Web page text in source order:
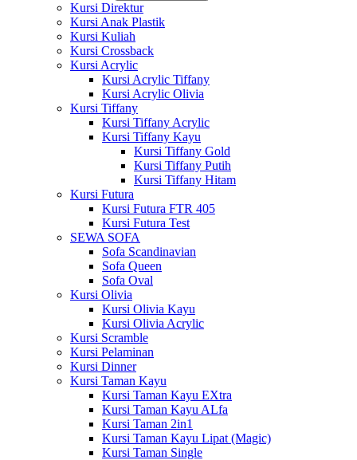
Kursi Direktur
Kursi Anak Plastik
Kursi Kuliah
Kursi Crossback
Kursi Acrylic
Kursi Acrylic Tiffany
Kursi Acrylic Olivia
Kursi Tiffany
Kursi Tiffany Acrylic
Kursi Tiffany Kayu
Kursi Tiffany Gold
Kursi Tiffany Putih
Kursi Tiffany Hitam
Kursi Futura
Kursi Futura FTR 405
Kursi Futura Test
SEWA SOFA
Sofa Scandinavian
Sofa Queen
Sofa Oval
Kursi Olivia
Kursi Olivia Kayu
Kursi Olivia Acrylic
Kursi Scramble
Kursi Pelaminan
Kursi Dinner
Kursi Taman Kayu
Kursi Taman Kayu EXtra
Kursi Taman Kayu ALfa
Kursi Taman 2in1
Kursi Taman Kayu Lipat (Magic)
Kursi Taman Single